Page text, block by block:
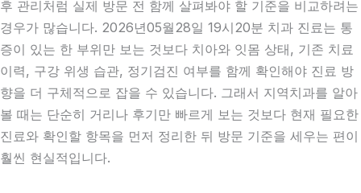
후 관리처럼 실제 방문 전 함께 살펴봐야 할 기준을 비교하려는
경우가 많습니다. 2026년05월28일 19시20분 치과 진료는 통
증이 있는 한 부위만 보는 것보다 치아와 잇몸 상태, 기존 치료
이력, 구강 위생 습관, 정기검진 여부를 함께 확인해야 진료 방
향을 더 구체적으로 잡을 수 있습니다. 그래서 지역치과를 알아
볼 때는 단순히 거리나 후기만 빠르게 보는 것보다 현재 필요한
진료와 확인할 항목을 먼저 정리한 뒤 방문 기준을 세우는 편이
훨씬 현실적입니다.